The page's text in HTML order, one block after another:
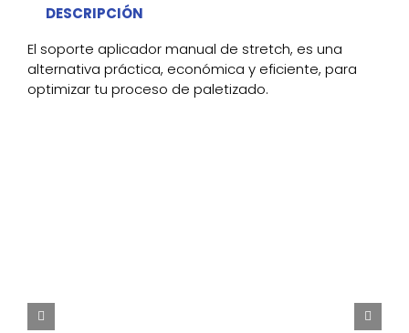
DESCRIPCIÓN
El soporte aplicador manual de stretch, es una
alternativa práctica, económica y eficiente, para
optimizar tu proceso de paletizado.